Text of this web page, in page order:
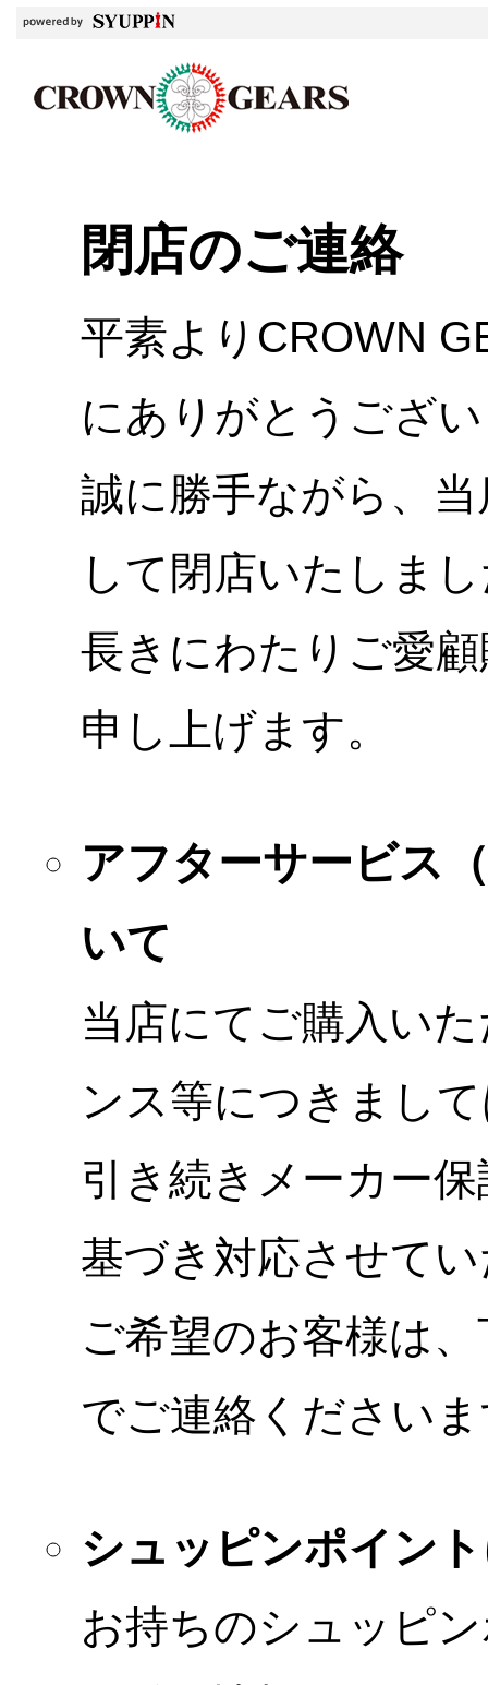
閉店のご連絡
平素よりCROWN
にありがとうござ
誠に勝手ながら、
して閉店いたしま
長きにわたりご愛
申し上げます。
アフターサービス
いて
当店にてご購入い
ンス等につきまし
引き続きメーカー
基づき対応させて
ご希望のお客様は
でご連絡ください
シュッピンポイン
お持ちのシュッピ